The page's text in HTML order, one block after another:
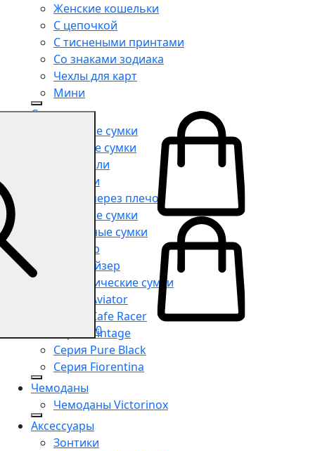
Женские кошельки
С цепочкой
С тиснеными принтами
Со знаками зодиака
Чехлы для карт
Мини
Сумки
Мужские сумки
Женские сумки
Портфели
Рюкзаки
Сумки через плечо
Поясные сумки
Дорожные сумки
Шоппер
Органайзер
Косметические сумки
Серия Aviator
Серия Cafe Racer
Серия Vintage
Серия Pure Black
Серия Fiorentina
Чемоданы
Чемоданы Victorinox
Аксессуары
Зонтики
0